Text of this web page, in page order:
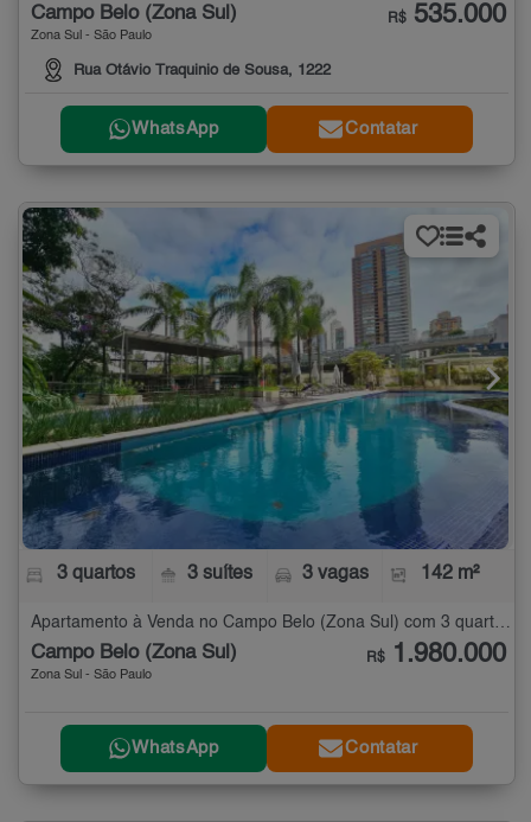
Campo Belo (Zona Sul)
Zona Sul - São Paulo
Rua Otávio Traquinio de Sousa, 1222
R$ 535.000
WhatsApp Contatar
3 quartos 3 suítes 3 vagas 142 m²
Campo Belo (Zona Sul)
Zona Sul - São Paulo
R$ 1.980.000
WhatsApp Contatar